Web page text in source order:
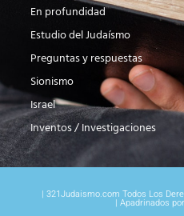
En profundidad
Estudio del Judaísmo
Preguntas y respuestas
Sionismo
Israel
Inventos / Investigaciones
| 321Judaismo.com Todos Los
| Apadrinados